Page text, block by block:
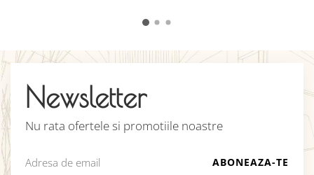
Newsletter
Nu rata ofertele si promotiile noastre